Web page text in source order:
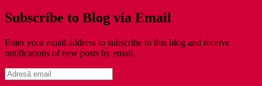
Subscribe to Blog via Email
Enter your email address to subscribe to this blog and receive
notifications of new posts by email.
Adresă
email